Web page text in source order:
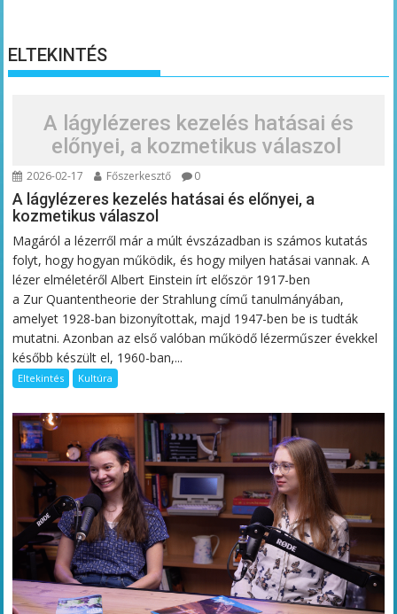
ELTEKINTÉS
A lágylézeres kezelés hatásai és
előnyei, a kozmetikus válaszol
2026-02-17 Főszerkesztő 0
A lágylézeres kezelés hatásai és előnyei, a
kozmetikus válaszol
Magáról a lézerről már a múlt évszázadban is számos kutatás
folyt, hogy hogyan működik, és hogy milyen hatásai vannak. A
lézer elméletéről Albert Einstein írt először 1917-ben
a Zur Quantentheorie der Strahlung című tanulmányában,
amelyet 1928-ban bizonyítottak, majd 1947-ben be is tudták
mutatni. Azonban az első valóban működő lézerműszer évekkel
később készült el, 1960-ban,...
Eltekintés Kultúra